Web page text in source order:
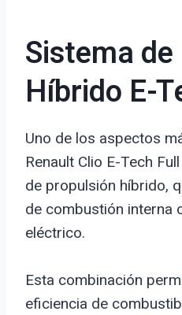
Sistema
Híbrido E-
Uno de los aspectos
Renault Clio E-Tech
de propulsión híbrido,
de combustión interna
eléctrico.
Esta combinación
eficiencia de